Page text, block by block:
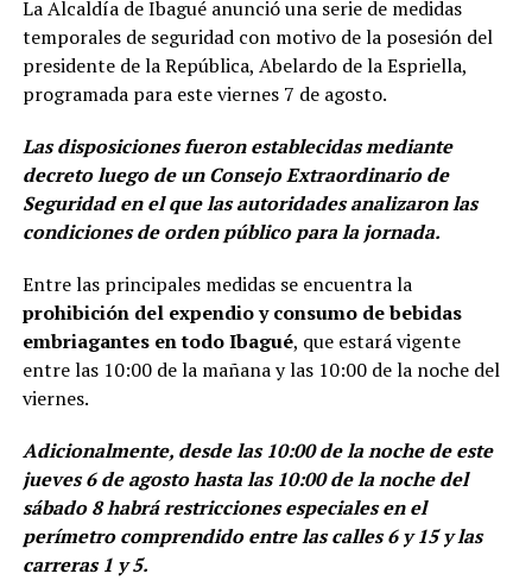
La Alcaldía de Ibagué anunció una serie de medidas
temporales de seguridad con motivo de la posesión del
presidente de la República, Abelardo de la Espriella,
programada para este viernes 7 de agosto.
Las disposiciones fueron establecidas mediante
decreto luego de un Consejo Extraordinario de
Seguridad en el que las autoridades analizaron las
condiciones de orden público para la jornada.
Entre las principales medidas se encuentra la
prohibición del expendio y consumo de bebidas
embriagantes en todo Ibagué, que estará vigente
entre las 10:00 de la mañana y las 10:00 de la noche del
viernes.
Adicionalmente, desde las 10:00 de la noche de este
jueves 6 de agosto hasta las 10:00 de la noche del
sábado 8 habrá restricciones especiales en el
perímetro comprendido entre las calles 6 y 15 y las
carreras 1 y 5.